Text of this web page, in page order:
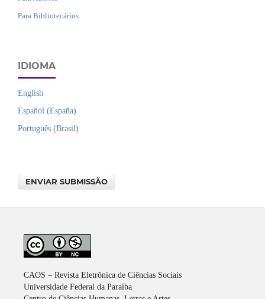
Para Bibliotecários
IDIOMA
English
Español (España)
Português (Brasil)
ENVIAR SUBMISSÃO
CAOS – Revista Eletrônica de Ciências Sociais
Universidade Federal da Paraíba